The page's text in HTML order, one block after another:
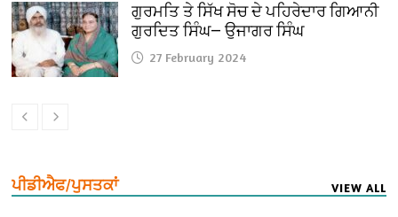
ਗੁਰਮਤਿ ਤੇ ਸਿੱਖ ਸੋਚ ਦੇ ਪਹਿਰੇਦਾਰ ਗਿਆਨੀ
ਗੁਰਦਿਤ ਸਿੰਘ— ਉਜਾਗਰ ਸਿੰਘ
27 February 2024
ਪੀਡੀਐਫ/ਪੁਸਤਕਾਂ VIEW ALL